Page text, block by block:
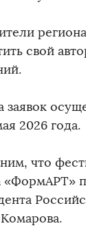
свой
заявок
2026 года.
что
«ФормАРТ»